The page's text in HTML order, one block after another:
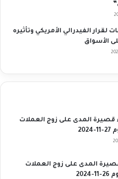
لقرار الفيدرالي الأمريكي وتأثيره
الأسواق
المدى على زوج العملات
المدى على زوج العملات